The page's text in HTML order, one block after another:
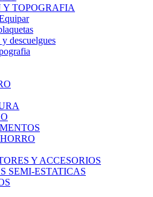
TOPOGRAFIA
descuelgues
Y ACCESORIOS
SEMI-ESTATICAS